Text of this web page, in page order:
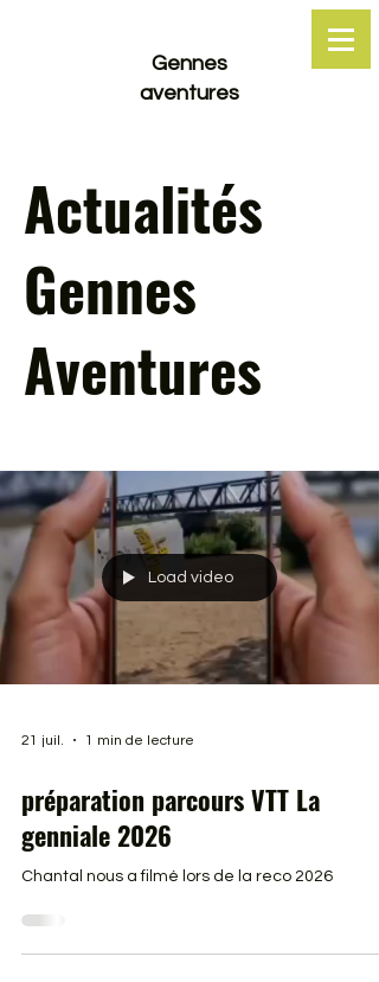
Gennes
aventures
Actualités
Gennes
Aventures
Load video
21 juil. 1 min de lecture
préparation parcours VTT La
genniale 2026
Chantal nous a filmé lors de la reco 2026